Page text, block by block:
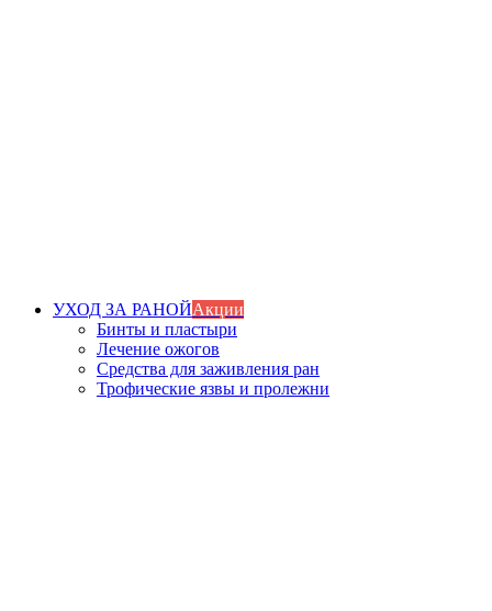
УХОД ЗА РАНОЙАкции
Бинты и пластыри
Лечение ожогов
Средства для заживления ран
Трофические язвы и пролежни